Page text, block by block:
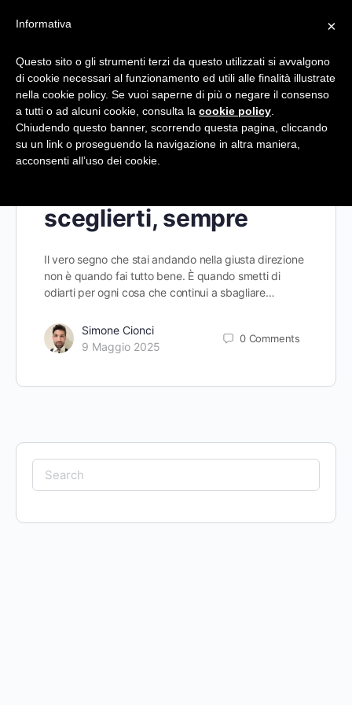
Tag:Crescita personale
sceglierti, sempre
Il vero segno che stai andando nella giusta direzione
non è quando fai tutto bene. È quando smetti di
odiarti per ogni cosa che continui a sbagliare…
Simone Cionci
9 Maggio 2025
0 Comments
×
Informativa
Questo sito o gli strumenti terzi da questo utilizzati si avvalgono
di cookie necessari al funzionamento ed utili alle finalità illustrate
nella cookie policy. Se vuoi saperne di più o negare il consenso
a tutti o ad alcuni cookie, consulta la cookie policy
Chiudendo questo banner, scorrendo questa pagina, cliccando
su un link o proseguendo la navigazione in altra maniera,
acconsenti all’uso dei cookie.